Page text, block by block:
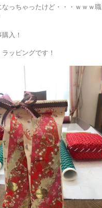
なっちゃったけど・・・ｗｗｗ職
入！
ッピングです！